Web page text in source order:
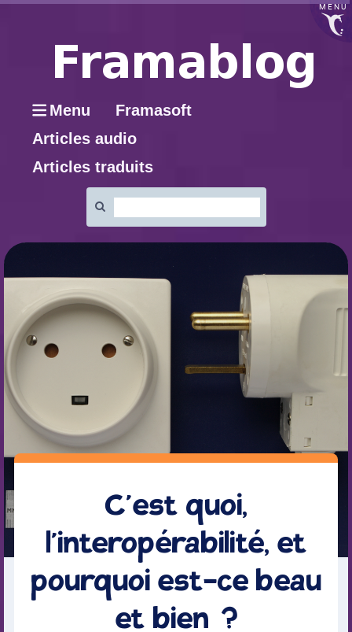
MENU
Menu
Framasoft
Articles audio
Articles traduits
:
C’est quoi,
l’interopérabilité, et
pourquoi est-ce beau
et bien ?